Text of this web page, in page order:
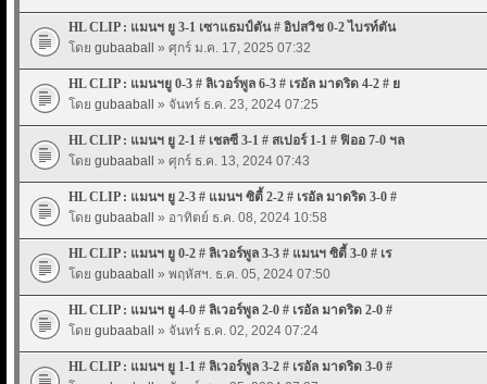
HL CLIP : แมนฯ ยู 3-1 เซาแธมป์ตัน # อิปสวิช 0-2 ไบรท์ตัน
โดย gubaaball » ศุกร์ ม.ค. 17, 2025 07:32
HL CLIP : แมนฯยู 0-3 # ลิเวอร์พูล 6-3 # เรอัล มาดริด 4-2 # ย
โดย gubaaball » จันทร์ ธ.ค. 23, 2024 07:25
HL CLIP : แมนฯ ยู 2-1 # เชลซี 3-1 # สเปอร์ 1-1 # ฟิออ 7-0 ฯล
โดย gubaaball » ศุกร์ ธ.ค. 13, 2024 07:43
HL CLIP : แมนฯ ยู 2-3 # แมนฯ ซิตี้ 2-2 # เรอัล มาดริด 3-0 #
โดย gubaaball » อาทิตย์ ธ.ค. 08, 2024 10:58
HL CLIP : แมนฯ ยู 0-2 # ลิเวอร์พูล 3-3 # แมนฯ ซิตี้ 3-0 # เร
โดย gubaaball » พฤหัสฯ. ธ.ค. 05, 2024 07:50
HL CLIP : แมนฯ ยู 4-0 # ลิเวอร์พูล 2-0 # เรอัล มาดริด 2-0 #
โดย gubaaball » จันทร์ ธ.ค. 02, 2024 07:24
HL CLIP : แมนฯ ยู 1-1 # ลิเวอร์พูล 3-2 # เรอัล มาดริด 3-0 #